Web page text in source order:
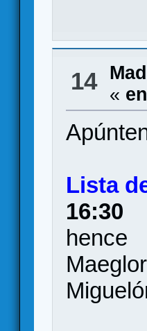
14
«
Lista
16:30
hence
Maeglor